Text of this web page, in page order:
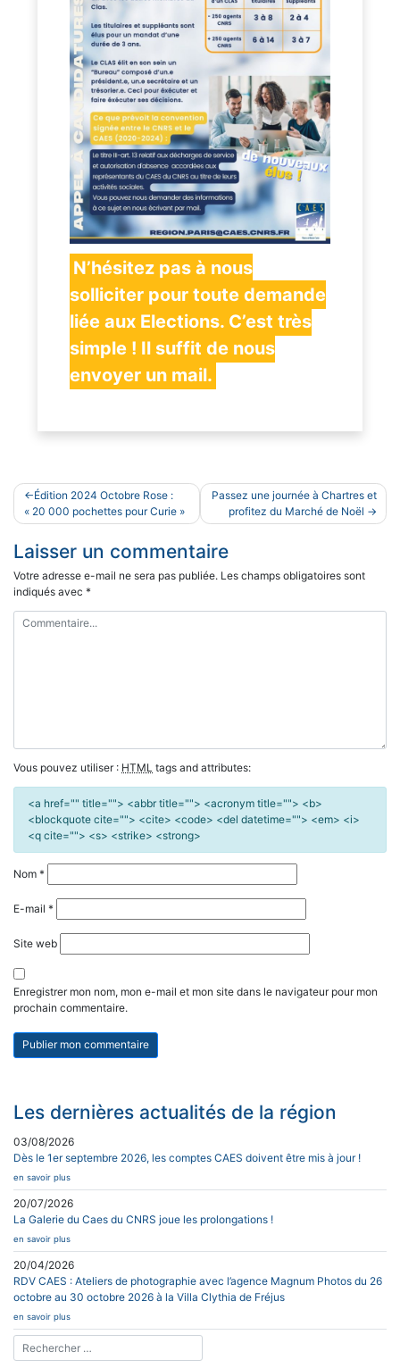
N’hésitez pas à nous
solliciter pour toute demande
liée aux Elections. C’est très
simple ! Il suffit de nous
envoyer un mail.
Navigation
de
l’article
Édition 2024 Octobre Rose :
« 20 000 pochettes pour Curie »
Passez une journée à Chartres et
profitez du Marché de Noël
Laisser un commentaire
Votre adresse e-mail ne sera pas publiée. Les champs obligatoires sont
indiqués avec *
Vous pouvez utiliser : HTML tags and attributes:
<a href="" title=""> <abbr title=""> <acronym title=""> <b>
<blockquote cite=""> <cite> <code> <del datetime=""> <em> <i>
<q cite=""> <s> <strike> <strong>
Nom *
E-mail *
Site web
Enregistrer mon nom, mon e-mail et mon site dans le navigateur pour mon
prochain commentaire.
Les dernières actualités de la région
03/08/2026
Dès le 1er septembre 2026, les comptes CAES doivent être mis à jour !
en savoir plus
20/07/2026
La Galerie du Caes du CNRS joue les prolongations !
en savoir plus
20/04/2026
RDV CAES : Ateliers de photographie avec l’agence Magnum Photos du 26
octobre au 30 octobre 2026 à la Villa Clythia de Fréjus
en savoir plus